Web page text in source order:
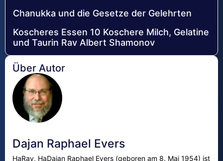
Chanukka und die Gesetze der Gelehrten
Koscheres Essen 10 Koschere Milch, Gelatine
und Taurin Rav Albert Shamonov
Über Autor
Dajan Raphael Evers
HaRav, HaDajan Raphael Evers (geboren am 8. Mai 1954) ist